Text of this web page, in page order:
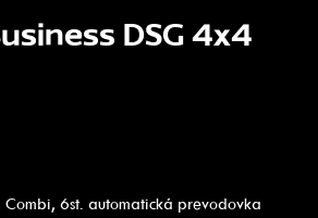
DSG 4x4
6st. automatická prevodovka